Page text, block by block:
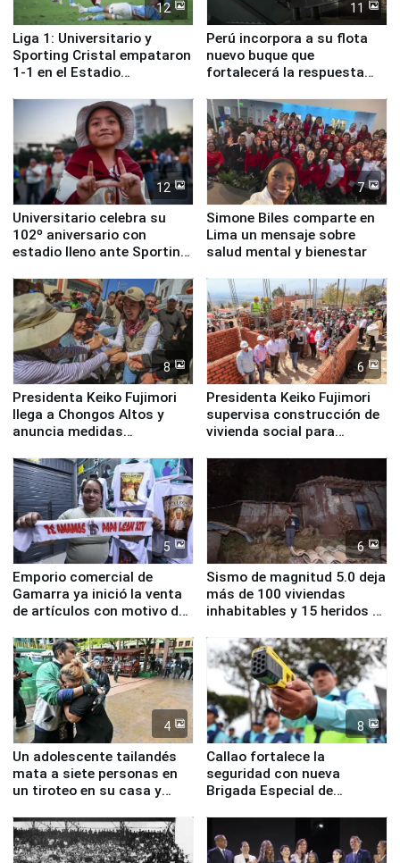
12
Liga 1: Universitario y
Sporting Cristal empataron
1-1 en el Estadio
11
Perú incorpora a su flota
nuevo buque que
fortalecerá la respuesta
12
Universitario celebra su
102º aniversario con
estadio lleno ante Sporting
7
Simone Biles comparte en
Lima un mensaje sobre
salud mental y bienestar
8
Presidenta Keiko Fujimori
llega a Chongos Altos y
anuncia medidas
educación, salud y empleo
6
Presidenta Keiko Fujimori
supervisa construcción de
vivienda social para
5
Emporio comercial de
Gamarra ya inició la venta
de artículos con motivo de
6
Sismo de magnitud 5.0 deja
más de 100 viviendas
inhabitables y 15 heridos en
4
Un adolescente tailandés
mata a siete personas en
un tiroteo en su casa y
8
Callao fortalece la
seguridad con nueva
Brigada Especial de
equipamiento para
Serenazgo